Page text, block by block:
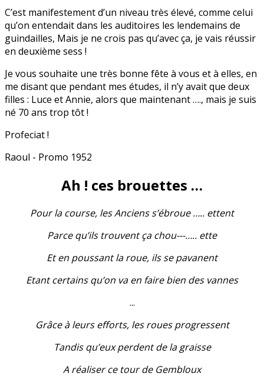
C’est manifestement d’un niveau très élevé, comme celui
qu’on entendait dans les auditoires les lendemains de
guindailles, Mais je ne crois pas qu’avec ça, je vais réussir
en deuxième sess !
Je vous souhaite une très bonne fête à vous et à elles, en
me disant que pendant mes études, il n’y avait que deux
filles : Luce et Annie, alors que maintenant …., mais je suis
né 70 ans trop tôt !
Profeciat !
Raoul - Promo 1952
Ah ! ces brouettes …
Pour la course, les Anciens s’ébroue ….. ettent
Parce qu’ils trouvent ça chou---….. ette
Et en poussant la roue, ils se pavanent
Etant certains qu’on va en faire bien des vannes
...
Grâce à leurs efforts, les roues progressent
Tandis qu’eux perdent de la graisse
A réaliser ce tour de Gembloux